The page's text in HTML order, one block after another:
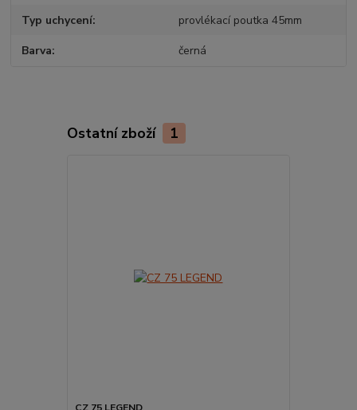
Typ uchycení provlékací poutka 45mm
Barva černá
Ostatní zboží 1